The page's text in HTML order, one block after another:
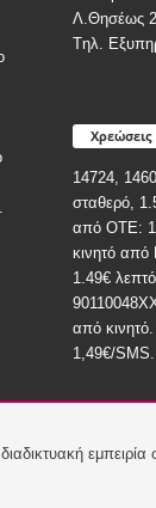
Λ.Θησέως
Tηλ.
Χρεώσεις
14724,
σταθερό,
από ΟΤΕ:
κινητό
1.49€
από
1,49€/